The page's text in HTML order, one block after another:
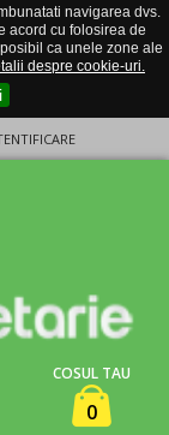
navigarea dvs.
acord cu folosirea de
ca unele zone ale
despre cookie-uri.
COSUL TAU
0